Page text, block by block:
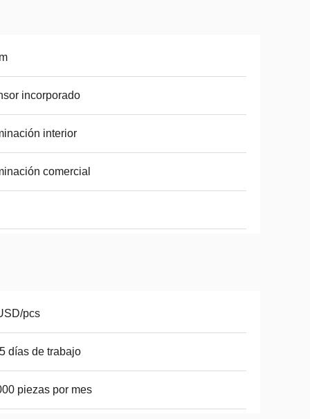
incorporado
interior
comercial
pcs
días de trabajo
piezas por mes